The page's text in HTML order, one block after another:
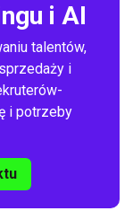
i AI
talentów,
i
i potrzeby